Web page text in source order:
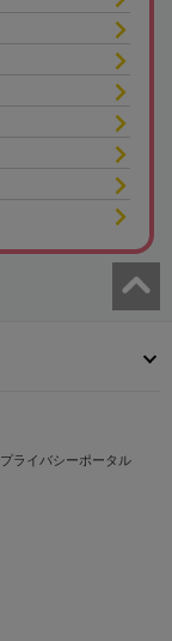
プライバシーポータル